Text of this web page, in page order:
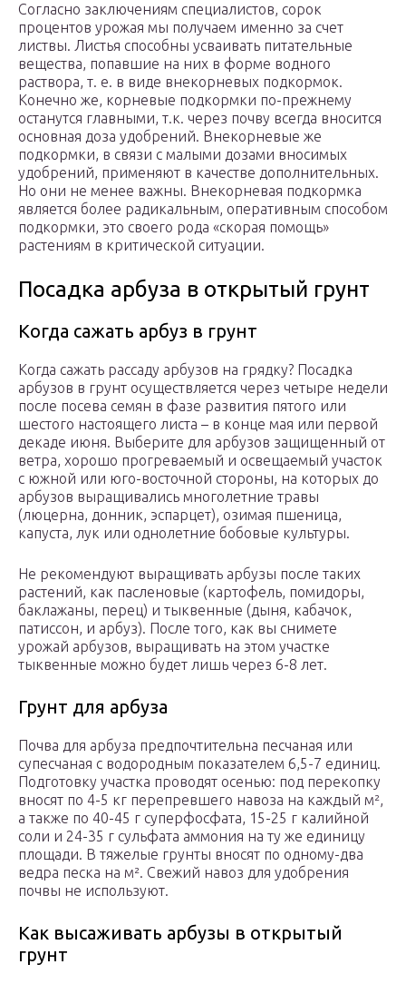
Согласно заключениям специалистов, сорок
процентов урожая мы получаем именно за счет
листвы. Листья способны усваивать питательные
вещества, попавшие на них в форме водного
раствора, т. е. в виде внекорневых подкормок.
Конечно же, корневые подкормки по-прежнему
останутся главными, т.к. через почву всегда вносится
основная доза удобрений. Внекорневые же
подкормки, в связи с малыми дозами вносимых
удобрений, применяют в качестве дополнительных.
Но они не менее важны. Внекорневая подкормка
является более радикальным, оперативным способом
подкормки, это своего рода «скорая помощь»
растениям в критической ситуации.
Посадка арбуза в открытый грунт
Когда сажать арбуз в грунт
Когда сажать рассаду арбузов на грядку? Посадка
арбузов в грунт осуществляется через четыре недели
после посева семян в фазе развития пятого или
шестого настоящего листа – в конце мая или первой
декаде июня. Выберите для арбузов защищенный от
ветра, хорошо прогреваемый и освещаемый участок
с южной или юго-восточной стороны, на которых до
арбузов выращивались многолетние травы
(люцерна, донник, эспарцет), озимая пшеница,
капуста, лук или однолетние бобовые культуры.
Не рекомендуют выращивать арбузы после таких
растений, как пасленовые (картофель, помидоры,
баклажаны, перец) и тыквенные (дыня, кабачок,
патиссон, и арбуз). После того, как вы снимете
урожай арбузов, выращивать на этом участке
тыквенные можно будет лишь через 6-8 лет.
Грунт для арбуза
Почва для арбуза предпочтительна песчаная или
супесчаная с водородным показателем 6,5-7 единиц.
Подготовку участка проводят осенью: под перекопку
вносят по 4-5 кг перепревшего навоза на каждый м²,
а также по 40-45 г суперфосфата, 15-25 г калийной
соли и 24-35 г сульфата аммония на ту же единицу
площади. В тяжелые грунты вносят по одному-два
ведра песка на м². Свежий навоз для удобрения
почвы не используют.
Как высаживать арбузы в открытый
грунт